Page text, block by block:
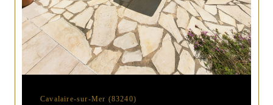
Cavalaire-sur-Mer (83240)